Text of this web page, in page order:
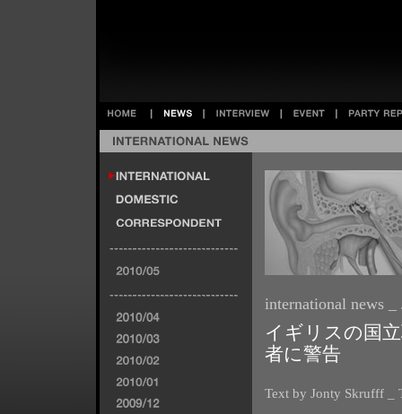
international news
イギリスの国
者に警告
Text by Jonty Skrufff _